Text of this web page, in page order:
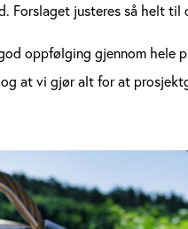
Forslaget justeres så helt til
oppfølging gjennom hele
at vi gjør alt for at